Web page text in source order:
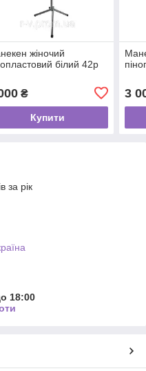
жіночий
білий 42р
₴
Купити
3
за рік
18:00